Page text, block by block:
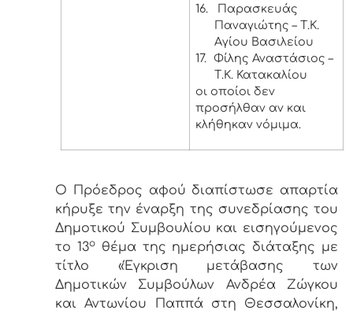
16.
Παρασκευάς
Παναγιώτης – Τ.Κ.
Αγίου Βασιλείου
17. Φίλης Αναστάσιος –
Τ.Κ. Κατακαλίου
οι οποίοι δεν
προσήλθαν αν και
κλήθηκαν νόμιμα.
Ο Πρόεδρος αφού διαπίστωσε απαρτία
κήρυξε την έναρξη της συνεδρίασης του
Δημοτικού Συμβουλίου και εισηγούμενος
το 13οθέμα της ημερήσιας διάταξης με
τίτλο «Έγκριση μετάβασης των
Δημοτικών Συμβούλων Ανδρέα Ζώγκου
και Αντωνίου Παππά στη Θεσσαλονίκη,